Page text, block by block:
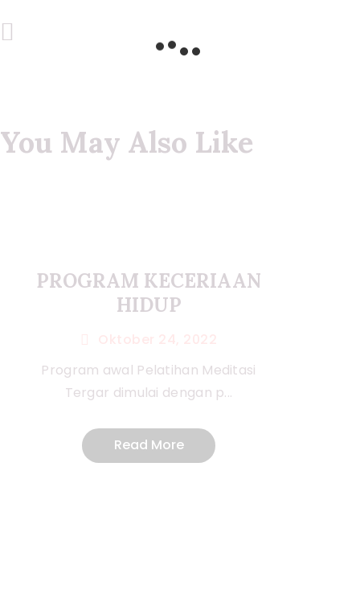
You May Also Like
PROGRAM KECERIAAN
HIDUP
Program awal Pelatihan Meditasi
Tergar dimulai dengan p...
Read More